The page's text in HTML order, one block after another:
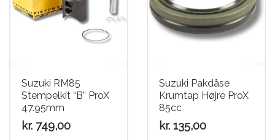
Suzuki RM85
Stempelkit “B” ProX
47.95mm
kr. 749,00
Suzuki Pakdåse
Krumtap Højre ProX
85cc
kr. 135,00